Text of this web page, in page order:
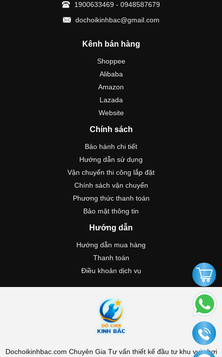
1900633469 - 0948587679
dochoikinhbac@gmail.com
Kênh bán hàng
Shoppee
Alibaba
Amazon
Lazada
Website
Chính sách
Bảo hành chi tiết
Hướng dẫn sử dụng
Vận chuyển thi công lắp đặt
Chính sách vận chuyển
Phương thức thanh toán
Bảo mật thông tin
Hướng dẫn
Hướng dẫn mua hàng
Thanh toán
Điều khoản dịch vụ
Dochoikinhbac.com Chuyên Gia Tư vấn thiết kế đầu tư khu vui chơi